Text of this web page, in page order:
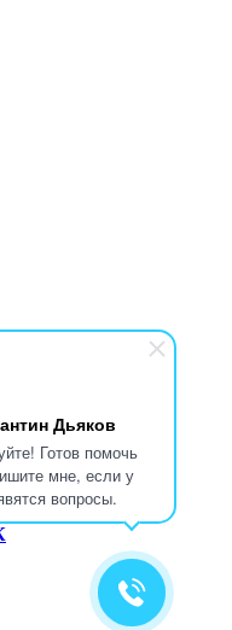
Дьяков
Готов помочь
мне, если у
вопросы.